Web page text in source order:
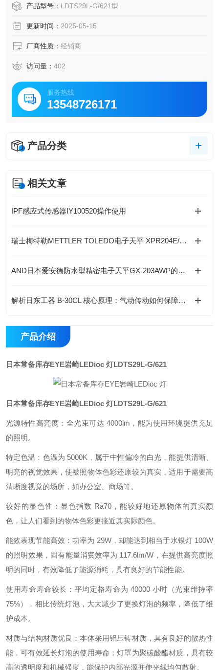
产品型号： LDTS29L-G/621型
更新时间： 2025-05-15
厂商性质： 经销商
访问量： 402
服务热线
13548726171
产品分类
相关文章
IPF感应式传感器IY100520操作使用
瑞士梅特勒METTLER TOLEDO电子天平 XPR204E/AC的特点
AND日本爱安德防水型精密电子天平GX-203AWP的使用方法
解析日东工器 B-30CL 核心原理：气动传动如何保障金属加工场景的高效打磨
产品介绍
日本常备库存EYE岩崎LEDioc 灯LDTS29L-G/621
日本常备库存EYE岩崎LEDioc 灯LDTS29L-G/621
光源特性高亮度：全光束可达 4000lm，能为使用环境提供充足
的照明。
特定色温：色温为 5000K，属于中性偏冷的白光，能提供清晰、
明亮的视觉效果，使被照物体色彩还原较为真实，适用于需要高
清晰度视觉的场所，如办公室、商场等。
较好的显色性：显色指数 Ra70，能较好地还原物体的真实颜
色，让人们看到的物体色彩更接近其实际颜色。
能效表现节能高效：功率为 29W，却能达到相当于水银灯 100W
的照明效果，固有能量消费效率为 117.6lm/W，在提供高亮度照
明的同时，有效降低了能源消耗，具有良好的节能性能。
使用寿命寿命较长：平均定格寿命为 40000 小时（光束维持率
75%），相比传统灯泡，大大减少了更换灯泡的频率，降低了维
护成本。
材质与结构材质优良：本体采用铝压铸材质，具有良好的散热性
能，可有效延长灯泡的使用寿命；灯罩为聚碳酸酯材质，具有较
高的透明度和机械强度，能保护内部光源并使光线均匀散射。